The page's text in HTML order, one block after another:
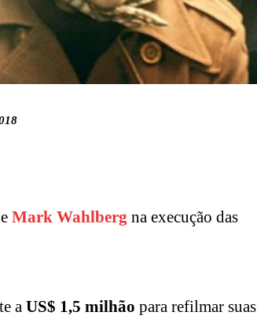
Mark Wahlberg na execução das
a US$ 1,5 milhão para refilmar suas